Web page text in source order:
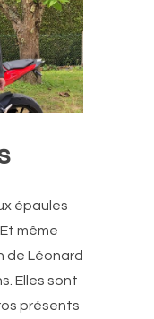
épaules
même
de Léonard
Elles sont
présents